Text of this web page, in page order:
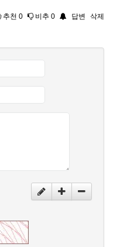
추천 0 비추 0 답변 삭제